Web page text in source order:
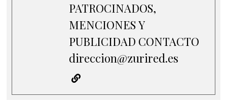
PATROCINADOS,
MENCIONES Y
PUBLICIDAD CONTACTO
direccion@zurired.es